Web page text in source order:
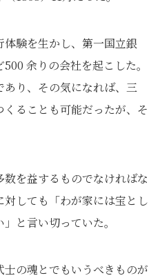
験を生かし、第一国立銀
余りの会社を起こした。
り、その気になれば、三
ることも可能だったが、そ
を益するものでなければな
しても「わが家には宝とし
と言い切っていた。
の魂とでもいうべきものが